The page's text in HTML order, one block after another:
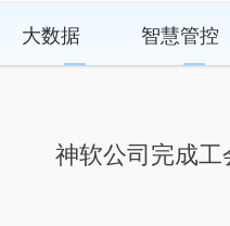
大数据 智慧管控
神软公司完成